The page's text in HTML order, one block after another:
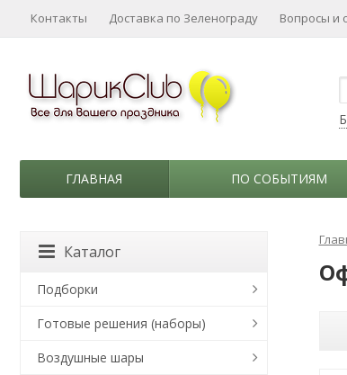
Контакты Доставка по Зеленограду Вопросы и
ГЛАВНАЯ ПО СОБЫТИЯМ
Каталог
Подборки
Готовые решения (наборы)
Воздушные шары